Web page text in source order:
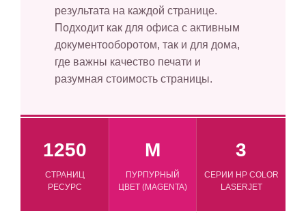
результата на каждой странице.
Подходит как для офиса с активным
документооборотом, так и для дома,
где важны качество печати и
разумная стоимость страницы.
1250
СТРАНИЦ
РЕСУРС
M
ПУРПУРНЫЙ
ЦВЕТ (MAGENTA)
3
СЕРИИ HP COLOR
LASERJET